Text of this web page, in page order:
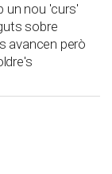
un nou 'curs'
sobre
avancen però